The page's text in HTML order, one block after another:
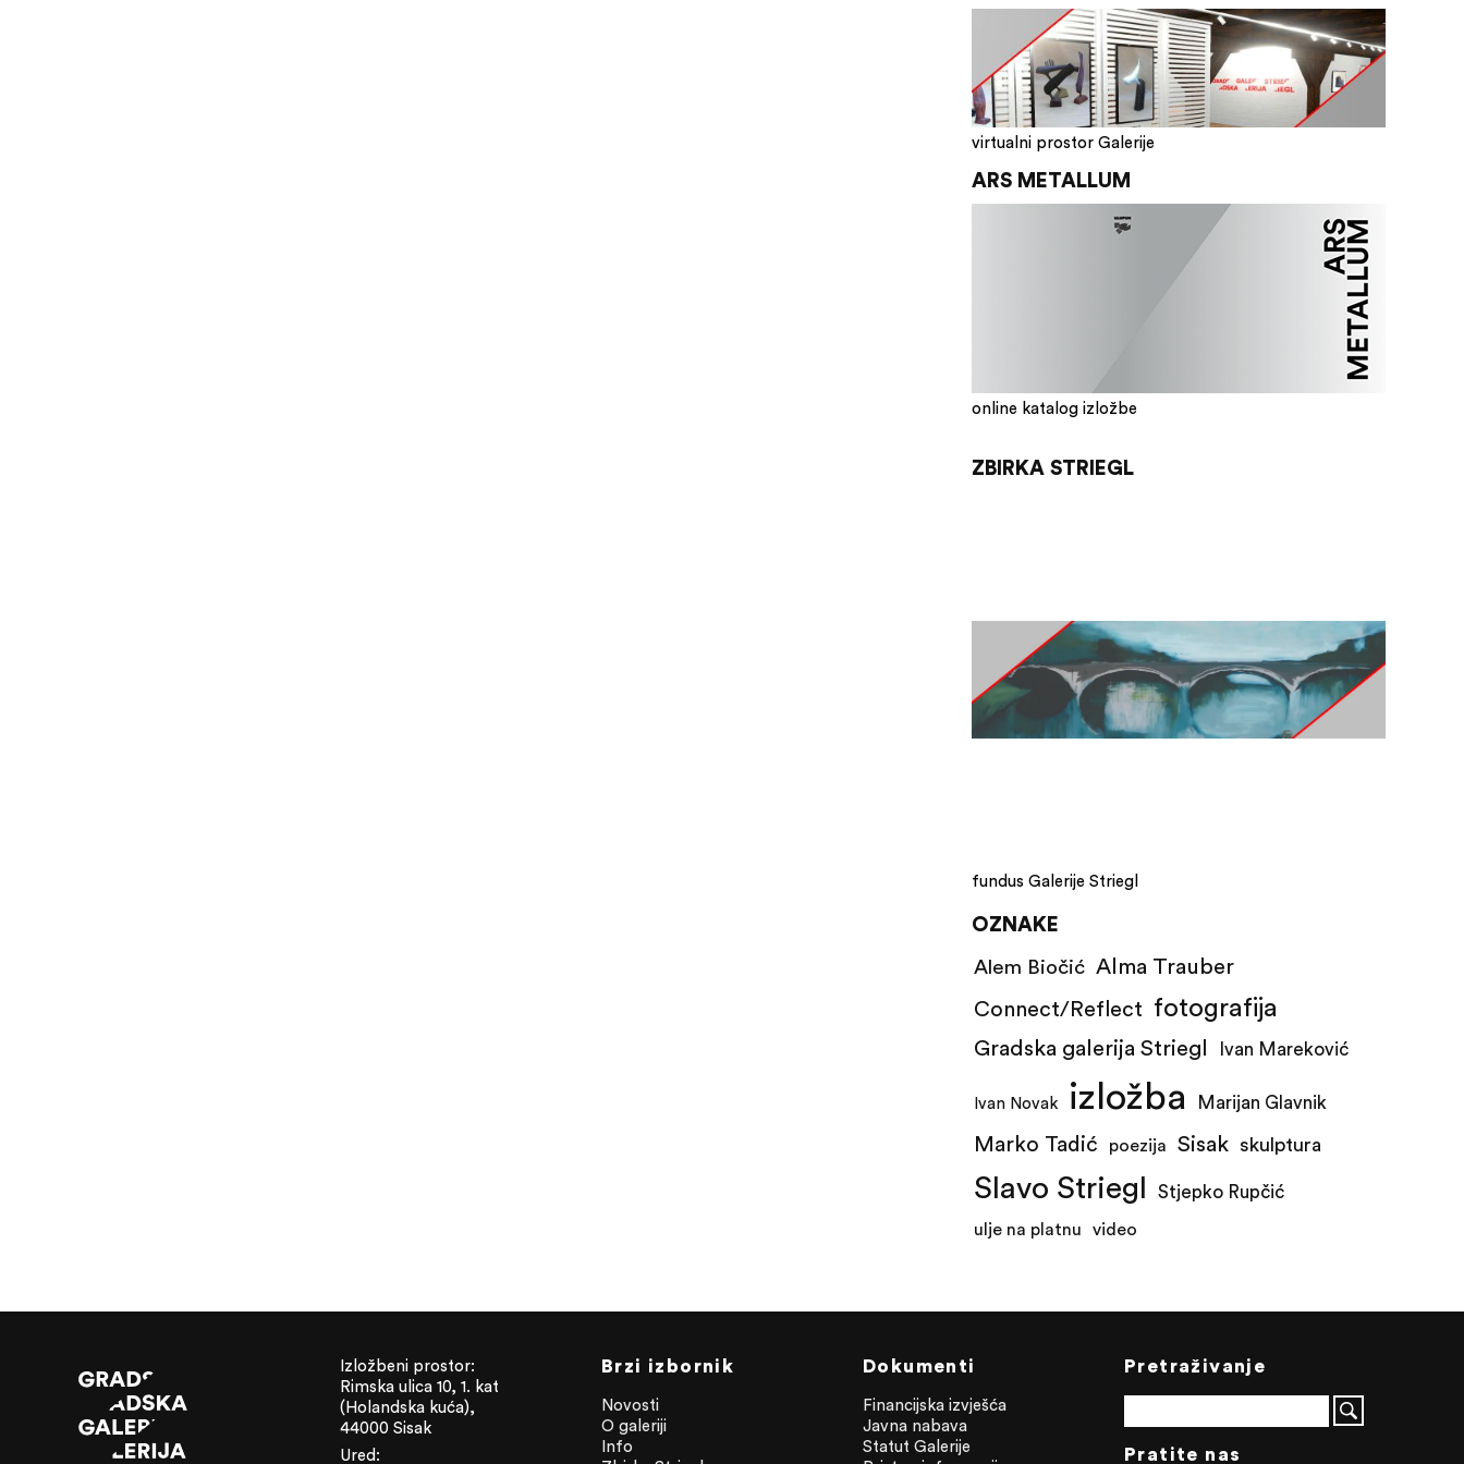
virtualni prostor Galerije
ARS METALLUM
online katalog izložbe
ZBIRKA STRIEGL
fundus Galerije Striegl
OZNAKE
Alem Biočić Alma Trauber
Connect/Reflect fotografija
Gradska galerija Striegl Ivan Mareković
Ivan Novak izložba Marijan Glavnik
Marko Tadić poezija Sisak skulptura
Slavo Striegl Stjepko Rupčić
ulje na platnu video
Izložbeni prostor:
Rimska ulica 10, 1. kat
(Holandska kuća),
44000 Sisak
Ured:
Brzi izbornik
Novosti
O galeriji
Info
Dokumenti
Financijska izvješća
Javna nabava
Statut Galerije
Pretraživanje
Pratite nas